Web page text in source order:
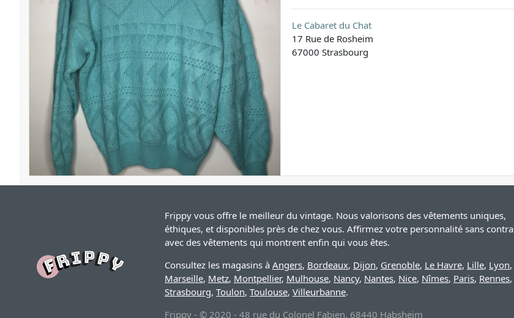
Le Cabaret du Chat
17 Rue de Rosheim
67000 Strasbourg
Frippy vous offre le meilleur du vintage. Nous valorisons des vêtements uniques,
éthiques, et disponibles près de chez vous. Affirmez votre personnalité sans
avec des vêtements qui montrent enfin qui vous êtes.
Consultez les magasins à Angers, Bordeaux, Dijon, Grenoble, Le Havre, Lille, Lyon,
Marseille, Metz, Montpellier, Mulhouse, Nancy, Nantes, Nice, Nîmes, Paris, Rennes,
Strasbourg, Toulon, Toulouse, Villeurbanne.
Frippy - © 2020 - 48 rue du Colonel Fabien, 68440 Habsheim